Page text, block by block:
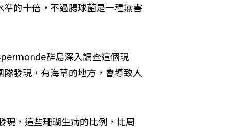
的十倍，不過腸球菌是一種無害
群島深入調查這個現
發現，有海草的地方，會導致人
現，這些珊瑚生病的比例，比周